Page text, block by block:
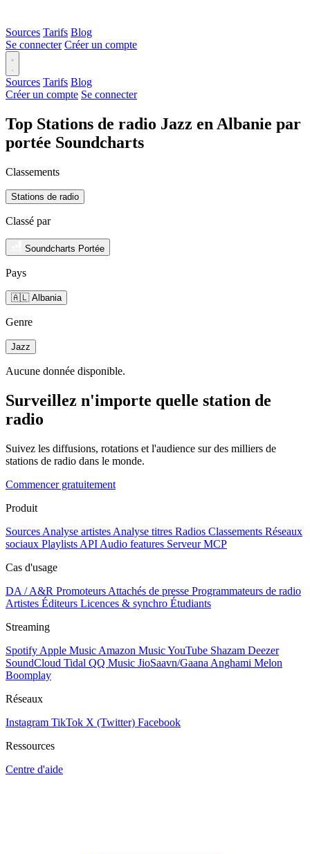
Sources Tarifs Blog
Se connecter Créer un compte
Sources Tarifs Blog
Créer un compte Se connecter
Top Stations de radio Jazz en Albanie par
portée Soundcharts
Classements
Stations de radio
Classé par
Soundcharts Portée
Pays
🇦🇱 Albania
Genre
Jazz
Aucune donnée disponible.
Surveillez n'importe quelle station de
radio
Suivez les diffusions, rotations et l'audience sur des milliers de
stations de radio dans le monde.
Commencer gratuitement
Produit
Sources Analyse artistes Analyse titres Radios Classements Réseaux
sociaux Playlists API Audio features Serveur MCP
Cas d'usage
DA / A&R Promoteurs Attachés de presse Programmateurs de radio
Artistes Éditeurs Licences & synchro Étudiants
Streaming
Spotify Apple Music Amazon MusicYouTube Shazam Deezer
SoundCloud Tidal QQ Music JioSaavn/Gaana Anghami Melon
Boomplay
Réseaux
Instagram TikTok X (Twitter) Facebook
Ressources
Centre d'aide